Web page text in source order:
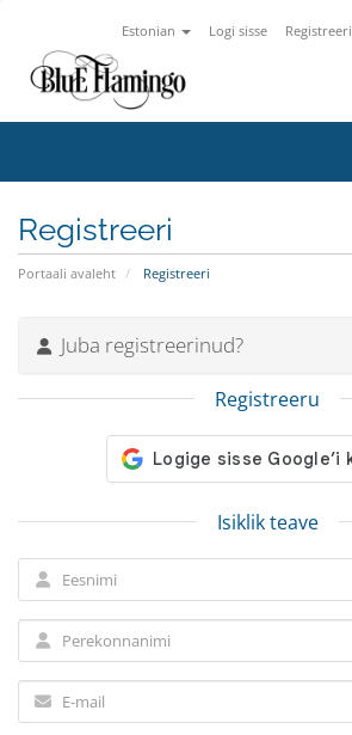
Estonian Logi sisse Registreeri
Registreeri
Portaali avaleht Registreeri
Juba registreerinud?
Registreeru
Isiklik teave